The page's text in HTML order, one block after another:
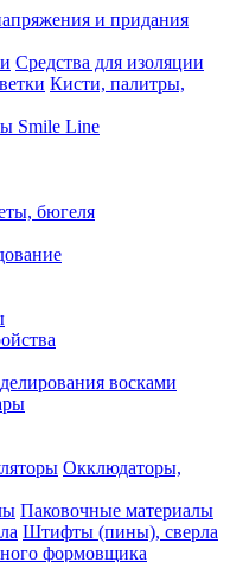
и придания
Средства для изоляции
Кисти, палитры,
Smile Line
бюгеля
восками
Окклюдаторы,
Паковочные материалы
Штифты (пины), сверла